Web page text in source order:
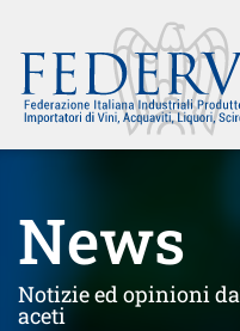
News
Notizie ed opinioni
aceti